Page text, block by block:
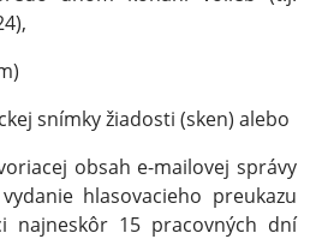
snímky žiadosti (sken) alebo
obsah e-mailovej správy
hlasovacieho preukazu
najneskôr 15 pracovných dní